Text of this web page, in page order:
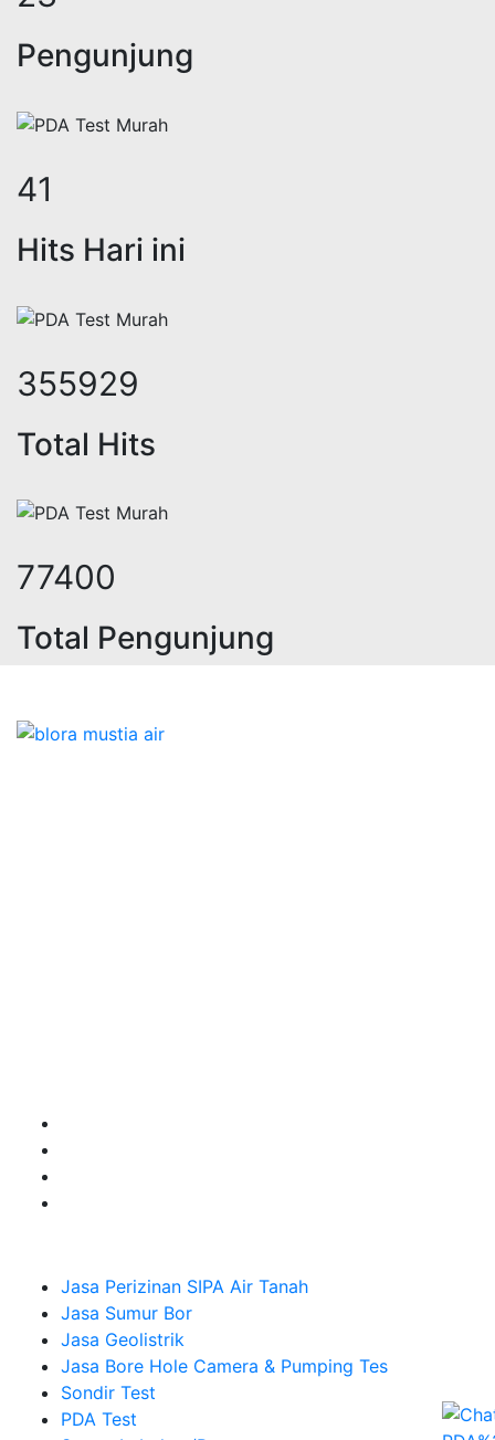
Pengunjung
50
Hits Hari ini
434233
Total Hits
94808
Total Pengunjung
Jasa Perizinan SIPA Air Tanah
Jasa Sumur Bor
Jasa Geolistrik
Jasa Bore Hole Camera & Pumping Tes
Sondir Test
PDA Test